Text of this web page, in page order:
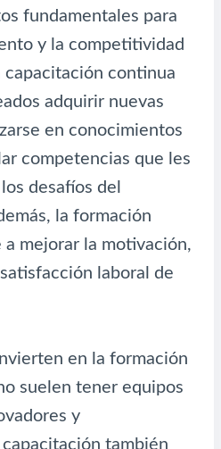
fundamentales para
y la competitividad
capacitación continua
adquirir nuevas
en conocimientos
competencias que les
desafíos del
la formación
mejorar la motivación,
laboral de
en la formación
suelen tener equipos
y
también